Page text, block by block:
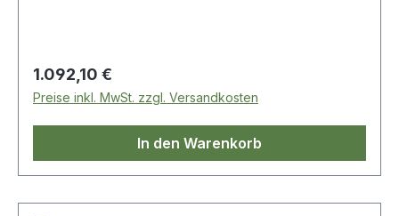
Regulärer Preis:
1.092,10 €
Preise inkl. MwSt. zzgl. Versandkosten
In den Warenkorb